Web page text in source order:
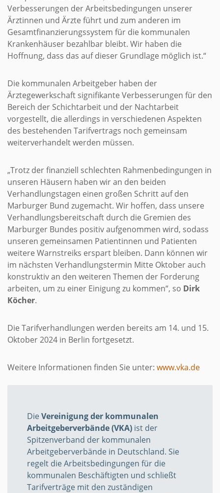
Verbesserungen der Arbeitsbedingungen unserer
Ärztinnen und Ärzte führt und zum anderen im
Gesamtfinanzierungssystem für die kommunalen
Krankenhäuser bezahlbar bleibt. Wir haben die
Hoffnung, dass das auf dieser Grundlage möglich ist.“
Die kommunalen Arbeitgeber haben der
Ärztegewerkschaft signifikante Verbesserungen für den
Bereich der Schichtarbeit und der Nachtarbeit
vorgestellt, die allerdings in verschiedenen Aspekten
des bestehenden Tarifvertrags noch gemeinsam
weiterverhandelt werden müssen.
„Trotz der finanziell schlechten Rahmenbedingungen in
unseren Häusern haben wir an den beiden
Verhandlungstagen einen großen Schritt auf den
Marburger Bund zugemacht. Wir hoffen, dass unsere
Verhandlungsbereitschaft durch die Gremien des
Marburger Bundes positiv aufgenommen wird, sodass
unseren gemeinsamen Patientinnen und Patienten
weitere Warnstreiks erspart bleiben. Dann können wir
im nächsten Verhandlungstermin Mitte Oktober auch
konstruktiv an den weiteren Themen der Forderung
arbeiten, um zu einer Einigung zu kommen“, so Dirk
Köcher.
Die Tarifverhandlungen werden bereits am 14. und 15.
Oktober 2024 in Berlin fortgesetzt.
Weitere Informationen finden Sie unter: www.vka.de
DieVereinigung der kommunalen
Arbeitgeberverbände (VKA) ist der
Spitzenverband der kommunalen
Arbeitgeberverbände in Deutschland. Sie
regelt die Arbeitsbedingungen für die
kommunalen Beschäftigten und schließt
Tarifverträge mit den zuständigen